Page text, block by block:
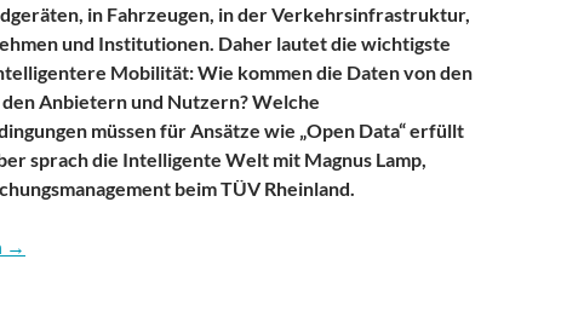
in Fahrzeugen, in der Verkehrsinfrastruktur,
und Institutionen. Daher lautet die wichtigste
Mobilität: Wie kommen die Daten von den
Anbietern und Nutzern? Welche
müssen für Ansätze wie „Open Data“ erfüllt
sprach die Intelligente Welt mit Magnus Lamp,
beim TÜV Rheinland.
für intelligentere Mobilität
→